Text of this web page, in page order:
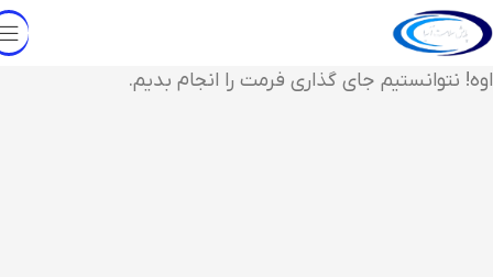
اوه! نتوانستیم جای گذاری فرمت را انجام بدیم.